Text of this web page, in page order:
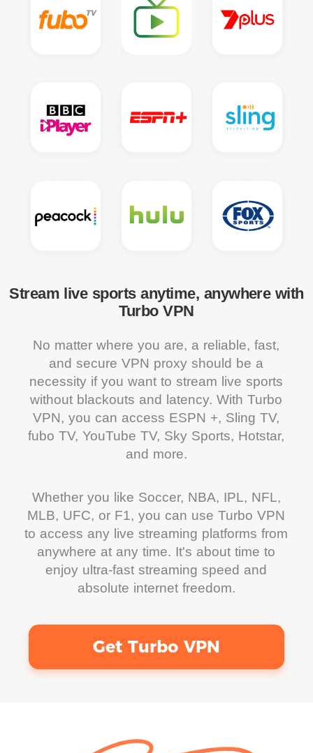
Stream live sports anytime, anywhere with
Turbo VPN
No matter where you are, a reliable, fast,
and secure VPN proxy should be a
necessity if you want to stream live sports
without blackouts and latency. With Turbo
VPN, you can access ESPN +, Sling TV,
fubo TV, YouTube TV, Sky Sports, Hotstar,
and more.
Whether you like Soccer, NBA, IPL, NFL,
MLB, UFC, or F1, you can use Turbo VPN
to access any live streaming platforms from
anywhere at any time. It's about time to
enjoy ultra-fast streaming speed and
absolute internet freedom.
Get Turbo VPN